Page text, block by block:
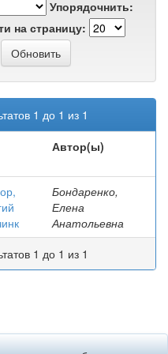
Упорядочнить:
на страницу:
1 до 1 из 1
Автор(ы)
Бондаренко,
Елена
Анатольевна
1 до 1 из 1